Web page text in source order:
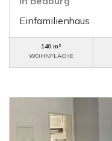
Einfamilienhaus
140 m²
WOHNFLÄCHE